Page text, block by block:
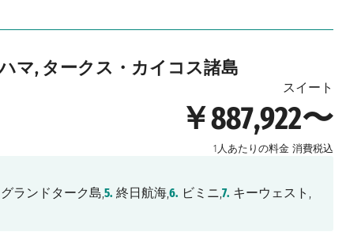
マ, タークス・カイコス諸島
スイート
￥887,922〜
1人あたりの料金 消費税込
グランドターク島,5. 終日航海,6. ビミニ,7. キーウェスト,